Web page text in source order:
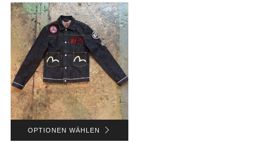
OPTIONEN WÄHLEN